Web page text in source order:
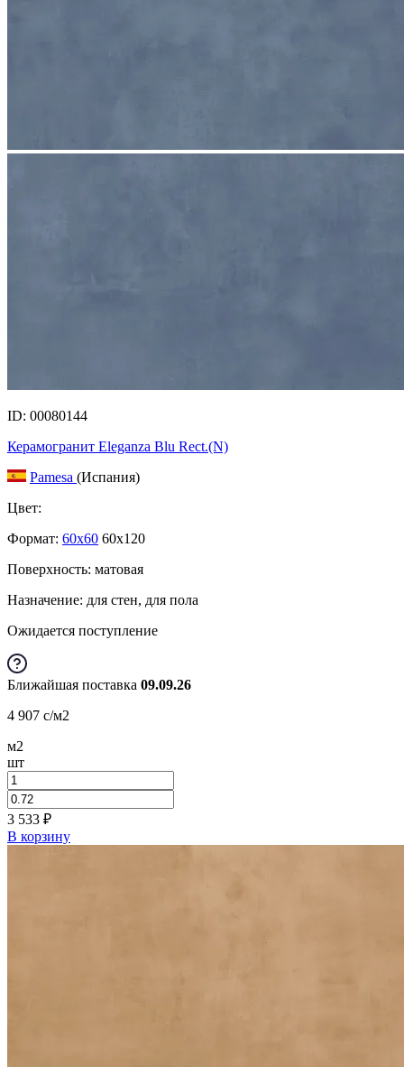
ID: 00080144
Керамогранит Eleganza Blu Rect.(N)
Pamesa (Испания)
Цвет:
Формат: 60x60 60x120
Поверхность: матовая
Назначение: для стен, для пола
Ожидается поступление
Ближайшая поставка 09.09.26
4 907 c/м2
м2
шт
3 533 ₽
В корзину